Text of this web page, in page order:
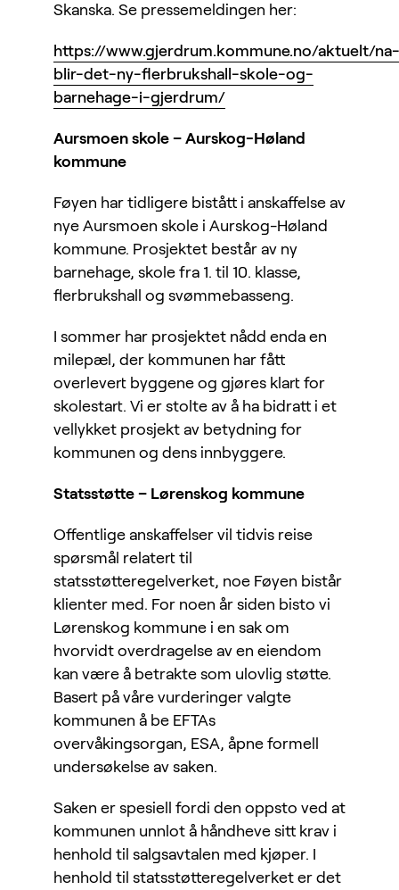
Skanska. Se pressemeldingen her:
https://www.gjerdrum.kommune.no/aktuelt/na-
blir-det-ny-flerbrukshall-skole-og-
barnehage-i-gjerdrum/
Aursmoen skole – Aurskog-Høland
kommune
Føyen har tidligere bistått i anskaffelse av
nye Aursmoen skole i Aurskog-Høland
kommune. Prosjektet består av ny
barnehage, skole fra 1. til 10. klasse,
flerbrukshall og svømmebasseng.
I sommer har prosjektet nådd enda en
milepæl, der kommunen har fått
overlevert byggene og gjøres klart for
skolestart. Vi er stolte av å ha bidratt i et
vellykket prosjekt av betydning for
kommunen og dens innbyggere.
Statsstøtte – Lørenskog kommune
Offentlige anskaffelser vil tidvis reise
spørsmål relatert til
statsstøtteregelverket, noe Føyen bistår
klienter med. For noen år siden bisto vi
Lørenskog kommune i en sak om
hvorvidt overdragelse av en eiendom
kan være å betrakte som ulovlig støtte.
Basert på våre vurderinger valgte
kommunen å be EFTAs
overvåkingsorgan, ESA, åpne formell
undersøkelse av saken.
Saken er spesiell fordi den oppsto ved at
kommunen unnlot å håndheve sitt krav i
henhold til salgsavtalen med kjøper. I
henhold til statsstøtteregelverket er det